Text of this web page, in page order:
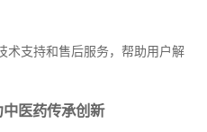
术支持和售后服务，帮助用户解
医药传承创新